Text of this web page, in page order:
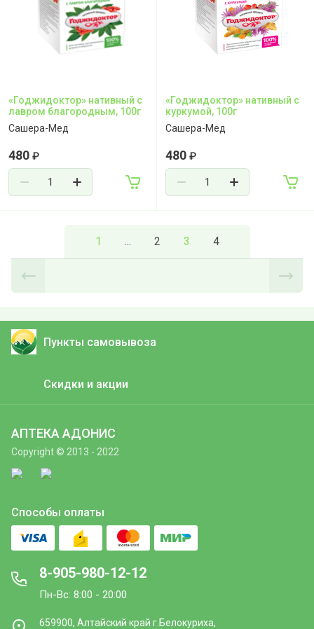
«Годжидоктор» нативный с
лавром благородным, 100г
Сашера-Мед
480 ₽
«Годжидоктор» нативный с
куркумой, 100г
Сашера-Мед
480 ₽
1 ... 2 3 4
Пункты самовывоза
Скидки и акции
АПТЕКА АДОНИС
Copyright © 2013 - 2022
Способы оплаты
8-905-980-12-12
Пн-Вс: 8:00 - 20:00
659900, Алтайский край г.Белокуриха,